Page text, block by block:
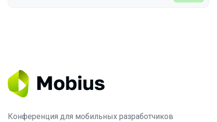
Конференция для мобильных разработчиков